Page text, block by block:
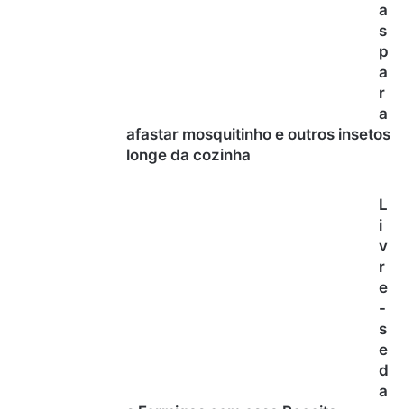
a
s
p
a
r
a
afastar mosquitinho e outros insetos
longe da cozinha
L
i
v
r
e
-
s
e
d
a